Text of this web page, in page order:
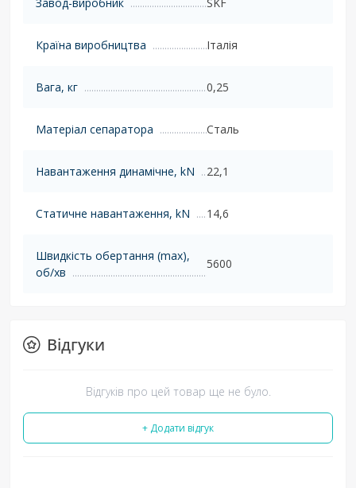
Країна виробництва Італія
Вага, кг 0,25
Матеріал сепаратора Сталь
Навантаження динамічне, kN 22,1
Статичне навантаження, kN 14,6
Швидкість обертання (max),
об/хв
5600
Відгуки
Відгуків про цей товар ще не було.
+ Додати відгук